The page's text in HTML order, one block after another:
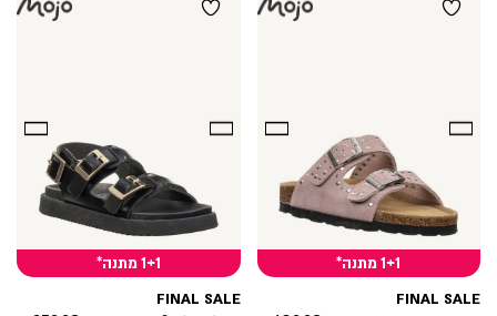
1+1 מתנה*
FINAL SALE
1+1 מתנה*
FINAL SALE